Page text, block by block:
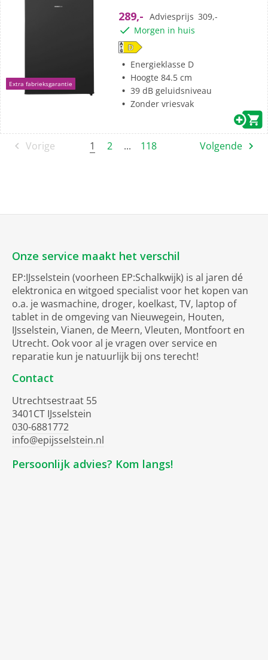
Extra fabrieksgarantie
289,- Adviesprijs 309,-
Morgen in huis
Energieklasse D
Hoogte 84.5 cm
39 dB geluidsniveau
Zonder vriesvak
Vorige 1 2 ... 118 Volgende
Onze service maakt het verschil
EP:IJsselstein (voorheen EP:Schalkwijk) is al jaren dé
elektronica en witgoed specialist voor het kopen van
o.a. je wasmachine, droger, koelkast, TV, laptop of
tablet in de omgeving van Nieuwegein, Houten,
IJsselstein, Vianen, de Meern, Vleuten, Montfoort en
Utrecht. Ook voor al je vragen over service en
reparatie kun je natuurlijk bij ons terecht!
Contact
Utrechtsestraat 55
3401CT IJsselstein
030-6881772
info@epijsselstein.nl
Persoonlijk advies? Kom langs!